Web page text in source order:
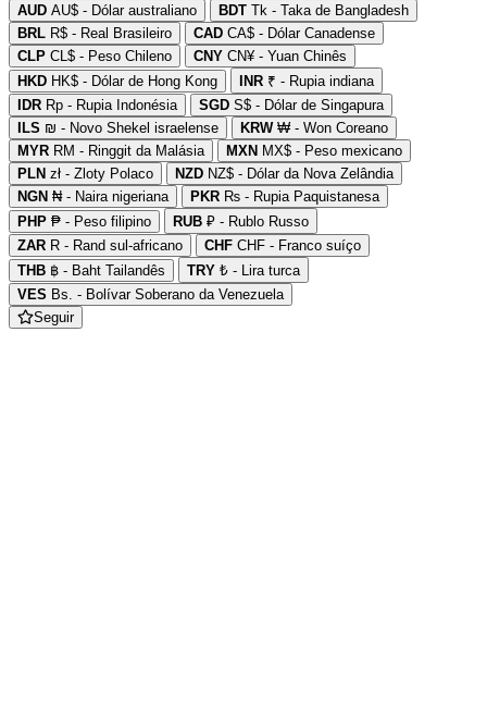
AUD AU$ - Dólar australiano BDT Tk - Taka de Bangladesh
BRL R$ - Real Brasileiro CAD CA$ - Dólar Canadense
CLP CL$ - Peso Chileno CNY CN¥ - Yuan Chinês
HKD HK$ - Dólar de Hong Kong INR ₹ - Rupia indiana
IDR Rp - Rupia Indonésia SGD S$ - Dólar de Singapura
ILS ₪ - Novo Shekel israelense KRW₩ - Won Coreano
MYR RM - Ringgit da Malásia MXN MX$ - Peso mexicano
PLN zł - Zloty Polaco NZD NZ$ - Dólar da Nova Zelândia
NGN ₦ - Naira nigeriana PKR ₨ - Rupia Paquistanesa
PHP ₱ - Peso filipino RUB ₽ - Rublo Russo
ZAR R - Rand sul-africano CHF CHF - Franco suíço
THB ฿ - Baht Tailandês TRY ₺ - Lira turca
VES Bs. - Bolívar Soberano da Venezuela
Seguir